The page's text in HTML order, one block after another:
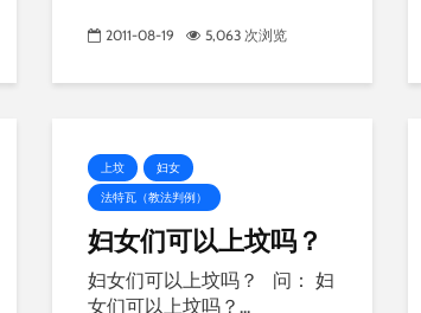
2011-08-19 5,063 次浏览
上坟
妇女
法特瓦（教法判例）
妇女们可以上坟吗？
妇女们可以上坟吗？ 问： 妇
女们可以上坟吗？...